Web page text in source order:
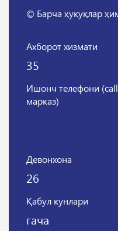
© Барча ҳуқуқлар
Ахборот хизмати
35
Ишонч телефони (call
марказ)
Девонхона
26
Қабул кунлари
гача